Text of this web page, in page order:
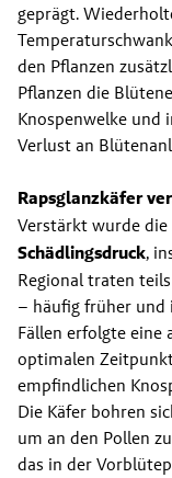
geprägt.
den Pflanzen
Pflanzen die
Knospenwelke und
Verlust an
Rapsglanzkäfer
Verstärkt wurde
Schädlingsdruck,
Regional traten
– häufig früher und
Fällen erfolgte eine
optimalen
empfindlichen
Die Käfer bohren
um an den Pollen
das in der